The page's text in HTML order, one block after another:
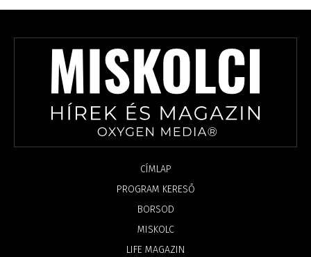
CÍMLAP
PROGRAM KERESŐ
BORSOD
MISKOLC
LIFE MAGAZIN